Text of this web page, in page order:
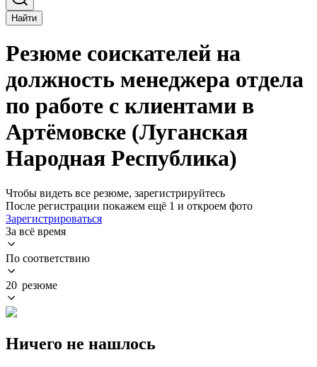
Найти
Резюме соискателей на
должность менеджера отдела
по работе с клиентами в
Артёмовске (Луганская
Народная Республика)
Чтобы видеть все резюме, зарегистрируйтесь
После регистрации покажем ещё 1 и откроем фото
Зарегистрироваться
За всё время
По соответствию
20 резюме
Ничего не нашлось